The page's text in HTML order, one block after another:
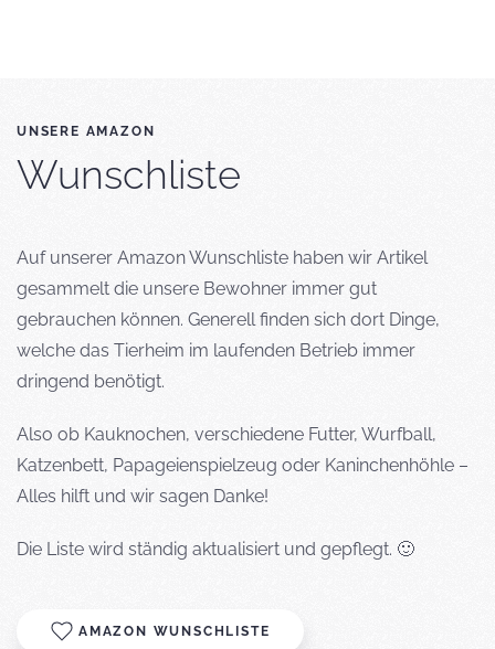
UNSERE AMAZON
Wunschliste
Auf unserer Amazon Wunschliste haben wir Artikel
gesammelt die unsere Bewohner immer gut
gebrauchen können. Generell finden sich dort Dinge,
welche das Tierheim im laufenden Betrieb immer
dringend benötigt.
Also ob Kauknochen, verschiedene Futter, Wurfball,
Katzenbett, Papageienspielzeug oder Kaninchenhöhle –
Alles hilft und wir sagen Danke!
Die Liste wird ständig aktualisiert und gepflegt. 🙂
AMAZON WUNSCHLISTE